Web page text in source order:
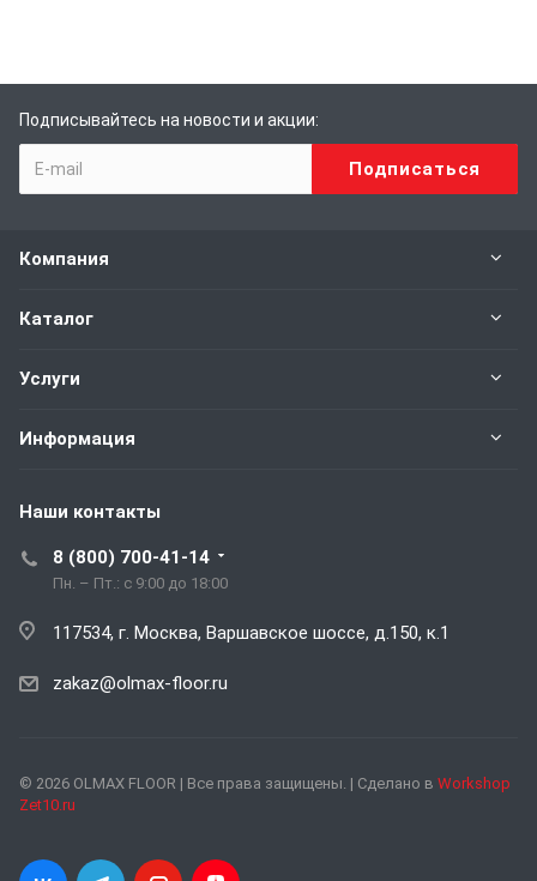
Подписывайтесь на новости и акции:
Компания
Каталог
Услуги
Информация
Наши контакты
8 (800) 700-41-14
Пн. – Пт.: с 9:00 до 18:00
117534, г. Москва, Варшавское шоссе, д.150, к.1
zakaz@olmax-floor.ru
© 2026 OLMAX FLOOR | Все права защищены. | Сделано в Workshop
Zet10.ru